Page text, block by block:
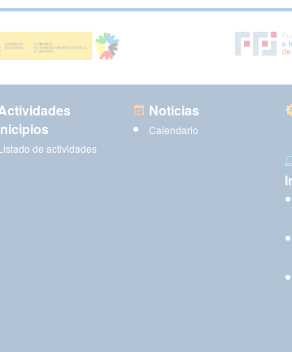
de actividades
Noticias
Calendario